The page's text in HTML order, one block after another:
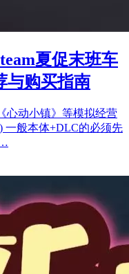
夏促末班车
与购买指南
心动小镇》等模拟经营
一般本体+DLC的必须先